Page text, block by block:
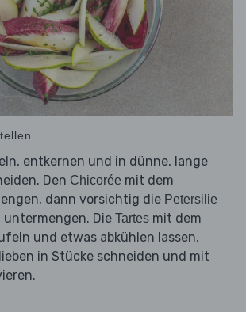
entkernen und in dünne, lange
Den Chicorée mit dem
dann vorsichtig die Petersilie
untermengen. Die Tartes mit dem
und etwas abkühlen lassen,
in Stücke schneiden und mit